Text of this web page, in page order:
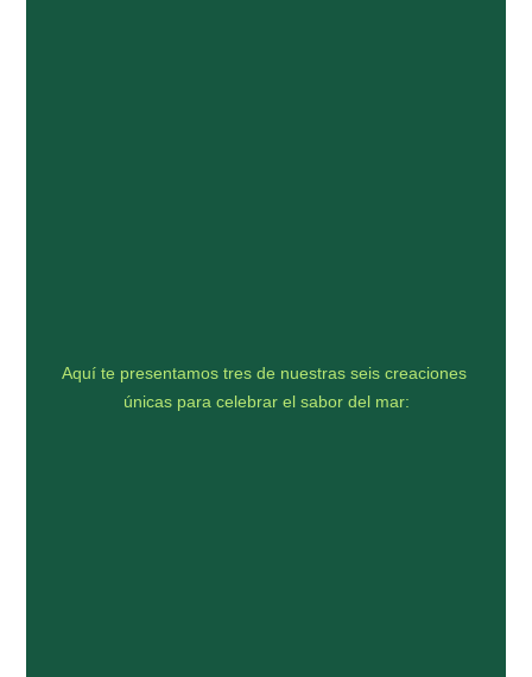
Aquí te presentamos tres de nuestras seis creaciones
únicas para celebrar el sabor del mar: